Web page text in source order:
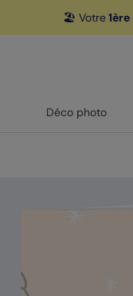
🏖️ Votre1ère
Déco photo